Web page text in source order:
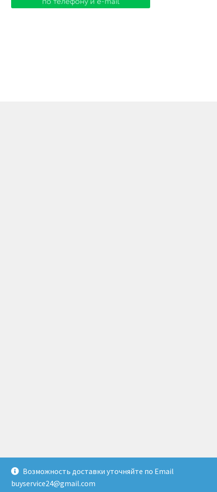
Возможность доставки уточняйте по Email
buyservice24@gmail.com
© Доставка товаров из Гонконга 2026
Создано с помощью WooCommerce